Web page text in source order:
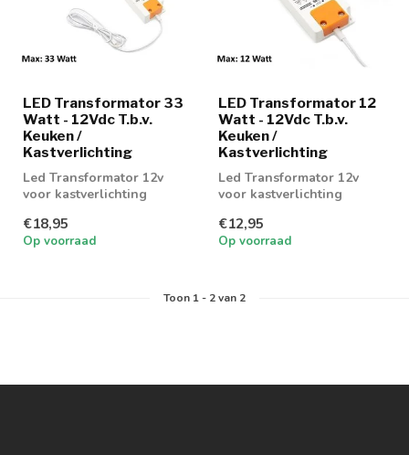
LED Transformator 33
Watt - 12Vdc T.b.v.
Keuken /
Kastverlichting
Led Transformator 12v
voor kastverlichting
€18,95
Op voorraad
LED Transformator 12
Watt - 12Vdc T.b.v.
Keuken /
Kastverlichting
Led Transformator 12v
voor kastverlichting
€12,95
Op voorraad
Toon 1- 2van 2